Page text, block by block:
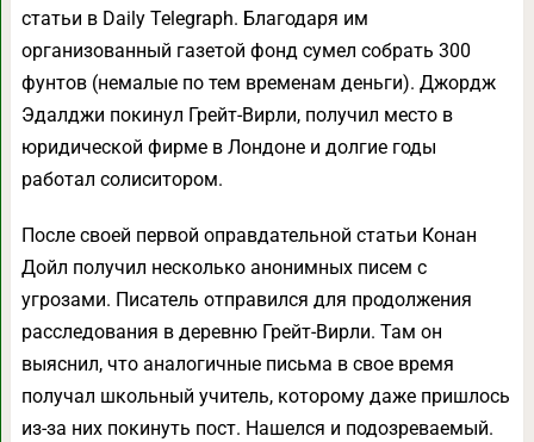
статьи в Daily Telegraph. Благодаря им
организованный газетой фонд сумел собрать 300
фунтов (немалые по тем временам деньги). Джордж
Эдалджи покинул Грейт-Вирли, получил место в
юридической фирме в Лондоне и долгие годы
работал солиситором.
После своей первой оправдательной статьи Конан
Дойл получил несколько анонимных писем с
угрозами. Писатель отправился для продолжения
расследования в деревню Грейт-Вирли. Там он
выяснил, что аналогичные письма в свое время
получал школьный учитель, которому даже пришлось
из-за них покинуть пост. Нашелся и подозреваемый.